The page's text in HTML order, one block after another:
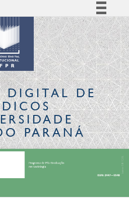
Simplifique!
Comunica BR
Participe
Acesso à informação
Legislação
Canais
DIGITALDE
PARANÁ